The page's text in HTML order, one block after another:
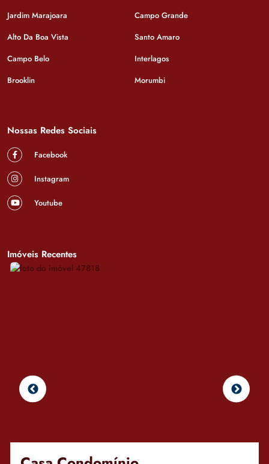
Jardim Marajoara
Campo Grande
Alto Da Boa Vista
Santo Amaro
Campo Belo
Interlagos
Brooklin
Morumbi
Nossas Redes Sociais
Facebook
Instagram
Youtube
Imóveis Recentes